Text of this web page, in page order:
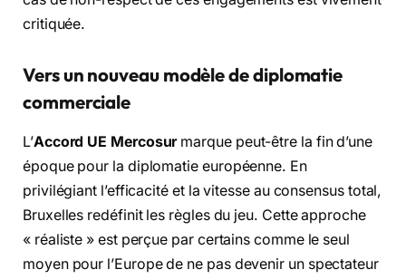
critiquée.
Vers un nouveau modèle de diplomatie
commerciale
L’Accord UE Mercosurmarque peut-être la fin d’une
époque pour la diplomatie européenne. En
privilégiant l’efficacité et la vitesse au consensus total,
Bruxelles redéfinit les règles du jeu. Cette approche
« réaliste » est perçue par certains comme le seul
moyen pour l’Europe de ne pas devenir un spectateur